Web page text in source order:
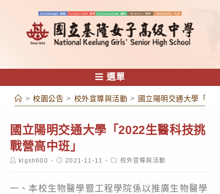
容
選單
> 校園公告 > 校外宣導與活動 > 國立陽明交通大學「
國立陽明交通大學「2022生醫科技挑
戰營高中班」
Postklgsh600
Post2021-11-11
Post校外宣導與活動
一、本校生物醫學暨工程學院係以推廣生物醫學